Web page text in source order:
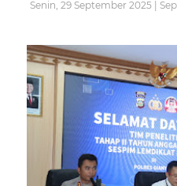
Senin, 29 September 2025 |